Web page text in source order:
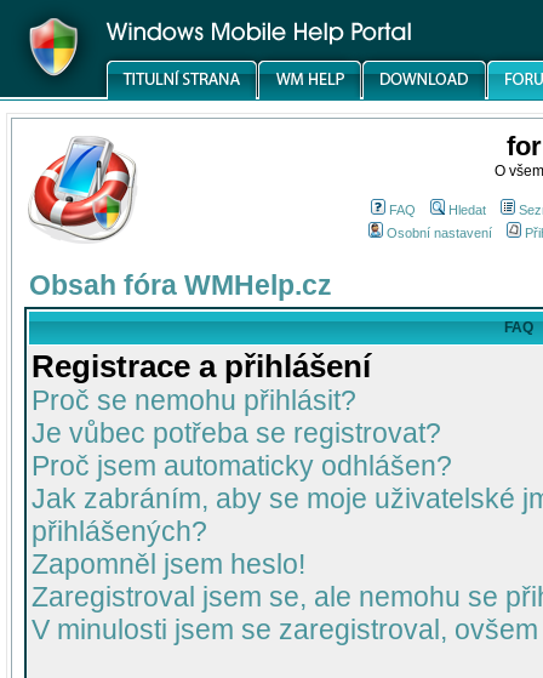
O
FAQ Hledat
Osobní nastavení
Obsah fóra WMHelp.cz
FAQ
Registrace a přihlášení
Proč se nemohu přihlásit?
Je vůbec potřeba se registrovat?
Proč jsem automaticky odhlášen?
Jak zabráním, aby se moje uživatelské
přihlášených?
Zapomněl jsem heslo!
Zaregistroval jsem se, ale nemohu se
V minulosti jsem se zaregistroval,